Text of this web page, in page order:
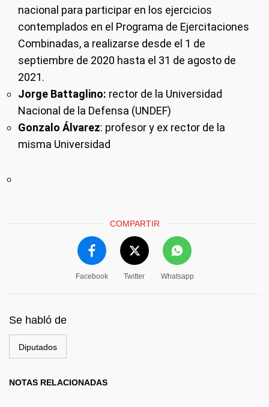
nacional para participar en los ejercicios
contemplados en el Programa de Ejercitaciones
Combinadas, a realizarse desde el 1 de
septiembre de 2020 hasta el 31 de agosto de
2021.
Jorge Battaglino: rector de la Universidad
Nacional de la Defensa (UNDEF)
Gonzalo Álvarez: profesor y ex rector de la
misma Universidad
COMPARTIR
Facebook Twitter Whatsapp
Se habló de
Diputados
NOTAS RELACIONADAS